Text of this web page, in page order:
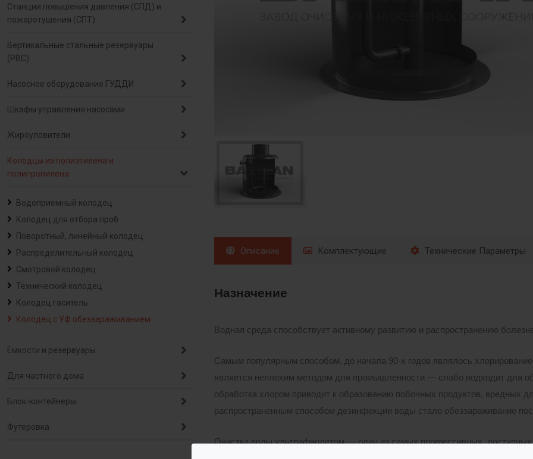
Станции повышения давления (СПД) и
пожаротушения (СПТ)
Вертикальные стальные резервуары
(РВС)
Насосное оборудование ГУДДИ
Шкафы управления насосами
Жироуловители
Колодцы из полиэтилена и
полипропилена
Водоприемный колодец
Колодец для отбора проб
Поворотный, линейный колодец
Распределительный колодец
Смотровой колодец
Технический колодец
Колодец гаситель
Колодец с УФ обеззараживанием
Емкости и резервуары
Для частного дома
Блок-контейнеры
Футеровка
Описание Комплектующие Технические Параметры
Назначение
Водная среда способствует активному развитию и распространению
Самым популярным способом, до начала 90-х годов являлось
является неплохим методом для промышленности — слабо подходит для
обработка хлором приводит к образованию побочных продуктов, вредных
распространенным способом дезинфекции воды стало обеззараживание
Очистка воды ультрафиолетом — один из самых прогрессивных,